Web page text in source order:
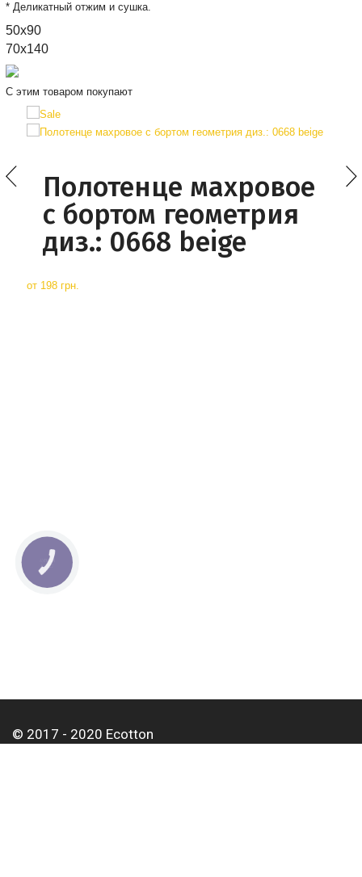
* Деликатный отжим и сушка.
50x90
70x140
С этим товаром покупают
Полотенце махровое
с бортом геометрия
диз.: 0668 beige
от 198 грн.
© 2017 - 2020 Ecotton
КНОПКА
СВЯЗИ